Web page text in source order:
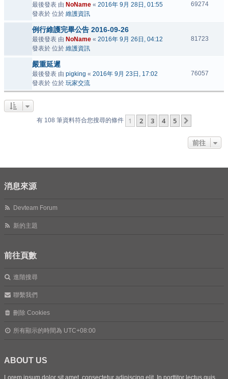
最後發表 由 NoName « 2016年 9月 28日, 01:55
發表於 位於 維護資訊
69274
例行維護完畢公告 2016-09-26
最後發表 由 NoName « 2016年 9月 26日, 04:12
發表於 位於 維護資訊
81723
嚴重延遲
最後發表 由 pigking « 2016年 9月 23日, 17:02
發表於 位於 玩家交流
76057
有 108 筆資料符合您搜尋的條件 1 2 3 4 5
前往
消息來源
Devteam Forum
新的主題
前往頁數
進階搜尋
聯繫我們
刪除 Cookies
所有顯示的時間為 UTC+08:00
ABOUT US
Lorem ipsum dolor sit amet, consectetur adipiscing elit. In porttitor lectus quis